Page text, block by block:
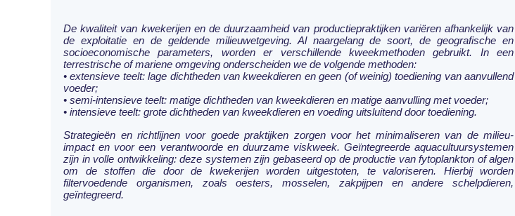
De kwaliteit van kwekerijen en de duurzaamheid van productiepraktijken variëren afhankelijk van
de exploitatie en de geldende milieuwetgeving. Al naargelang de soort, de geografische en
socioeconomische parameters, worden er verschillende kweekmethoden gebruikt. In een
terrestrische of mariene omgeving onderscheiden we de volgende methoden:
• extensieve teelt: lage dichtheden van kweekdieren en geen (of weinig) toediening van aanvullend
voeder;
• semi-intensieve teelt: matige dichtheden van kweekdieren en matige aanvulling met voeder;
• intensieve teelt: grote dichtheden van kweekdieren en voeding uitsluitend door toediening.
Strategieën en richtlijnen voor goede praktijken zorgen voor het minimaliseren van de milieu-
impact en voor een verantwoorde en duurzame viskweek. Geïntegreerde aquacultuursystemen
zijn in volle ontwikkeling: deze systemen zijn gebaseerd op de productie van fytoplankton of algen
om de stoffen die door de kwekerijen worden uitgestoten, te valoriseren. Hierbij worden
filtervoedende organismen, zoals oesters, mosselen, zakpijpen en andere schelpdieren,
geïntegreerd.